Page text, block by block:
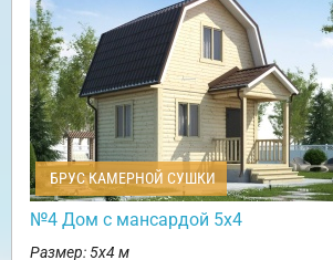
БРУС КАМЕРНОЙ СУШКИ
№4 Дом с мансардой 5х4
Размер: 5х4 м